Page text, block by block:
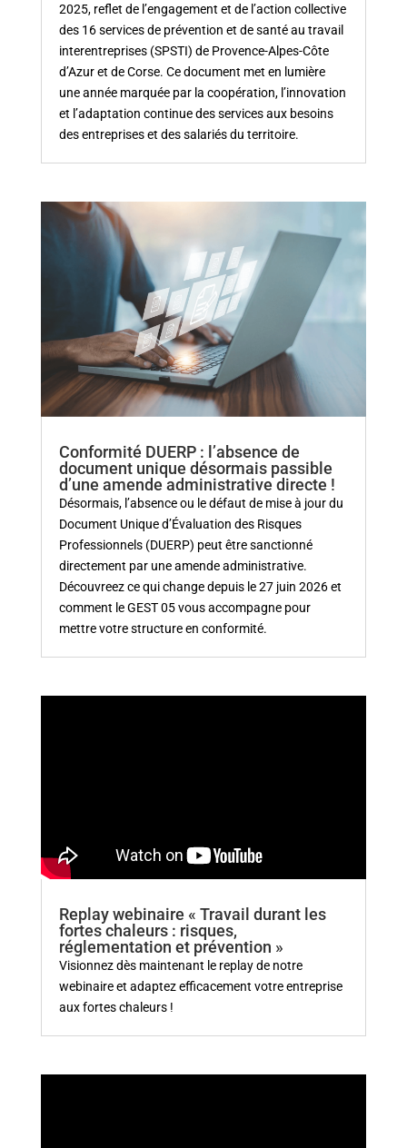
2025, reflet de l’engagement et de l’action collective
des 16 services de prévention et de santé au travail
interentreprises (SPSTI) de Provence‑Alpes‑Côte
d’Azur et de Corse. Ce document met en lumière
une année marquée par la coopération, l’innovation
et l’adaptation continue des services aux besoins
des entreprises et des salariés du territoire.
Conformité DUERP : l’absence de
document unique désormais passible
d’une amende administrative directe !
Désormais, l’absence ou le défaut de mise à jour du
Document Unique d’Évaluation des Risques
Professionnels (DUERP) peut être sanctionné
directement par une amende administrative.
Découvreez ce qui change depuis le 27 juin 2026 et
comment le GEST 05 vous accompagne pour
mettre votre structure en conformité.
Replay webinaire « Travail durant les
fortes chaleurs : risques,
réglementation et prévention »
Visionnez dès maintenant le replay de notre
webinaire et adaptez efficacement votre entreprise
aux fortes chaleurs !